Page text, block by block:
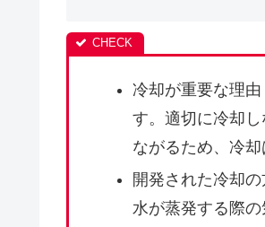
冷却が重要な理
す。適切に冷却
ながるため、冷却
開発された冷却
水が蒸発する際